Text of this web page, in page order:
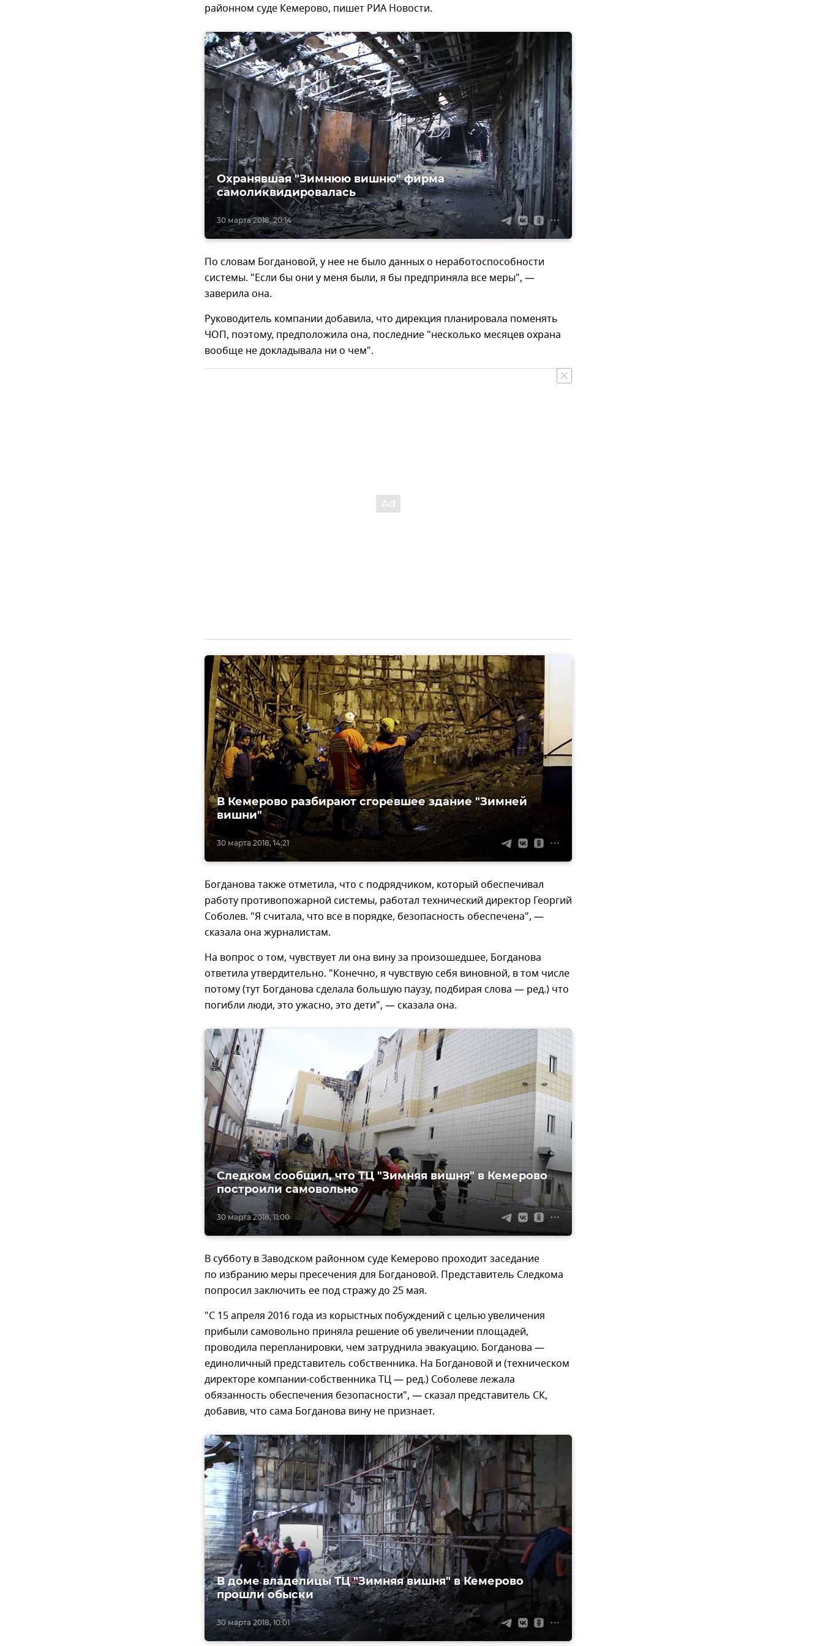
районном суде Кемерово, пишет РИА Новости.
30 марта 2018, 20:14
Охранявшая "Зимнюю вишню" фирма
самоликвидировалась
По словам Богдановой, у нее не было данных о неработоспособности
системы. "Если бы они у меня были, я бы предприняла все меры", —
заверила она.
Руководитель компании добавила, что дирекция планировала поменять
ЧОП, поэтому, предположила она, последние "несколько месяцев охрана
вообще не докладывала ни о чем".
30 марта 2018, 14:21
В Кемерово разбирают сгоревшее здание "Зимней
вишни"
Богданова также отметила, что с подрядчиком, который обеспечивал
работу противопожарной системы, работал технический директор Георгий
Соболев. "Я считала, что все в порядке, безопасность обеспечена", —
сказала она журналистам.
На вопрос о том, чувствует ли она вину за произошедшее, Богданова
ответила утвердительно. "Конечно, я чувствую себя виновной, в том числе
потому (тут Богданова сделала большую паузу, подбирая слова — ред.) что
погибли люди, это ужасно, это дети", — сказала она.
30 марта 2018, 11:00
Следком сообщил, что ТЦ "Зимняя вишня" в Кемерово
построили самовольно
В субботу в Заводском районном суде Кемерово проходит заседание
по избранию меры пресечения для Богдановой. Представитель Следкома
попросил заключить ее под стражу до 25 мая.
"С 15 апреля 2016 года из корыстных побуждений с целью увеличения
прибыли самовольно приняла решение об увеличении площадей,
проводила перепланировки, чем затруднила эвакуацию. Богданова —
единоличный представитель собственника. На Богдановой и (техническом
директоре компании-собственника ТЦ — ред.) Соболеве лежала
обязанность обеспечения безопасности", — сказал представитель СК,
добавив, что сама Богданова вину не признает.
30 марта 2018, 10:01
В доме владелицы ТЦ "Зимняя вишня" в Кемерово
прошли обыски